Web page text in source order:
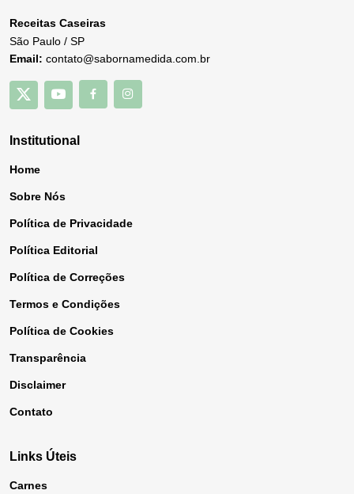
Receitas Caseiras
São Paulo / SP
Email: contato@sabornamedida.com.br
Institutional
Home
Sobre Nós
Política de Privacidade
Política Editorial
Política de Correções
Termos e Condições
Política de Cookies
Transparência
Disclaimer
Contato
Links Úteis
Carnes